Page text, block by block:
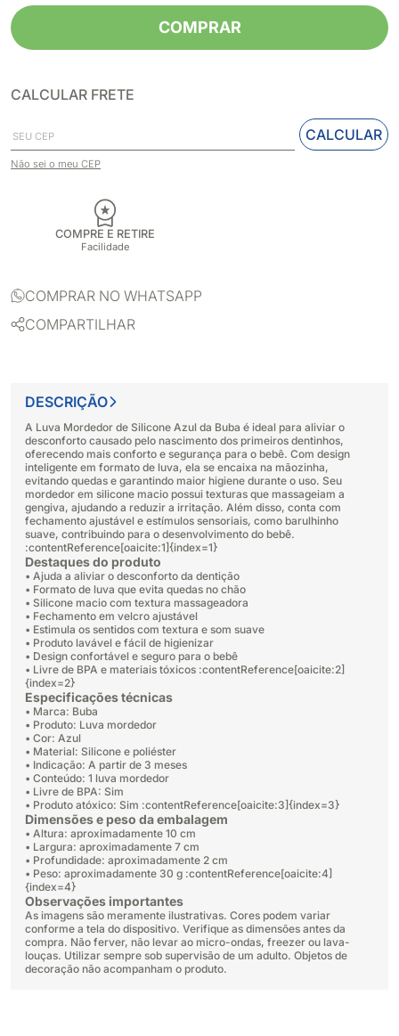
COMPRAR
CALCULAR FRETE
CALCULAR
Não sei o meu CEP
COMPRE E RETIRE
Facilidade
COMPRAR NO WHATSAPP
COMPARTILHAR
DESCRIÇÃO
A Luva Mordedor de Silicone Azul da Buba é ideal para aliviar o
desconforto causado pelo nascimento dos primeiros dentinhos,
oferecendo mais conforto e segurança para o bebê. Com design
inteligente em formato de luva, ela se encaixa na mãozinha,
evitando quedas e garantindo maior higiene durante o uso. Seu
mordedor em silicone macio possui texturas que massageiam a
gengiva, ajudando a reduzir a irritação. Além disso, conta com
fechamento ajustável e estímulos sensoriais, como barulhinho
suave, contribuindo para o desenvolvimento do bebê.
:contentReference[oaicite:1]{index=1}
Destaques do produto
• Ajuda a aliviar o desconforto da dentição
• Formato de luva que evita quedas no chão
• Silicone macio com textura massageadora
• Fechamento em velcro ajustável
• Estimula os sentidos com textura e som suave
• Produto lavável e fácil de higienizar
• Design confortável e seguro para o bebê
• Livre de BPA e materiais tóxicos :contentReference[oaicite:2]
{index=2}
Especificações técnicas
• Marca: Buba
• Produto: Luva mordedor
• Cor: Azul
• Material: Silicone e poliéster
• Indicação: A partir de 3 meses
• Conteúdo: 1 luva mordedor
• Livre de BPA: Sim
• Produto atóxico: Sim :contentReference[oaicite:3]{index=3}
Dimensões e peso da embalagem
• Altura: aproximadamente 10 cm
• Largura: aproximadamente 7 cm
• Profundidade: aproximadamente 2 cm
• Peso: aproximadamente 30 g :contentReference[oaicite:4]
{index=4}
Observações importantes
As imagens são meramente ilustrativas. Cores podem variar
conforme a tela do dispositivo. Verifique as dimensões antes da
compra. Não ferver, não levar ao micro-ondas, freezer ou lava-
louças. Utilizar sempre sob supervisão de um adulto. Objetos de
decoração não acompanham o produto.